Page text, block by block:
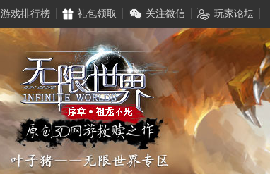
游戏排行榜 礼包领取 关注微信 玩家论坛